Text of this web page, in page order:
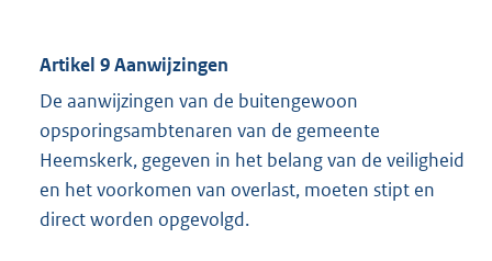
Artikel 9 Aanwijzingen
De aanwijzingen van de buitengewoon
opsporingsambtenaren van de gemeente
Heemskerk, gegeven in het belang van de veiligheid
en het voorkomen van overlast, moeten stipt en
direct worden opgevolgd.